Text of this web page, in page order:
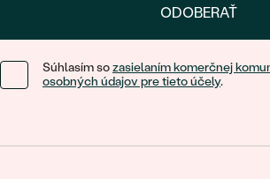
ODOBERAŤ
Súhlasím sozasielaním komerčnej
osobných údajov pre tieto účely.